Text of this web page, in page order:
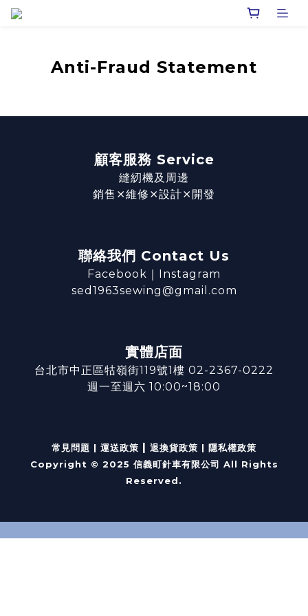
Anti-Fraud Statement
顧客服務 Service
縫紉機及周邊
銷售⨯維修⨯設計⨯開發
聯絡我們 Contact Us
Facebook
Instagram
sed1963sewing@gmail.com
實體店面
台北市中正區牯嶺街119號1樓 02-2367-0222
週一至週六 10:00~18:00
常見問題 | 運送政策 退換貨政策 | 隱私權政策
Copyright © 2025 信義町針車有限公司 All Rights
Reserved.